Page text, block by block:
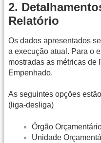
2.
Relatório
Os dados apresentados
a execução atual. Para o
mostradas as métricas de
Empenhado.
As seguintes opções
(liga-desliga)
Órgão
Unidade